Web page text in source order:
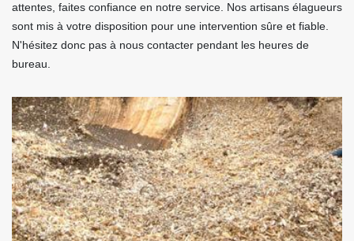
attentes, faites confiance en notre service. Nos artisans élagueurs
sont mis à votre disposition pour une intervention sûre et fiable.
N'hésitez donc pas à nous contacter pendant les heures de
bureau.